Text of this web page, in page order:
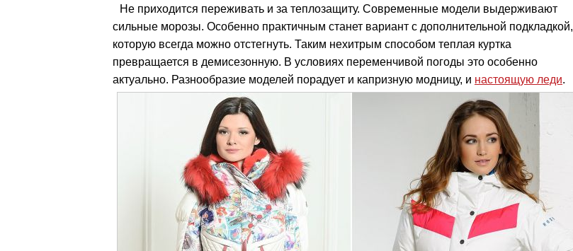
Не приходится переживать и за теплозащиту. Современные модели выдерживают
сильные морозы. Особенно практичным станет вариант с дополнительной подкладкой,
которую всегда можно отстегнуть. Таким нехитрым способом теплая куртка
превращается в демисезонную. В условиях переменчивой погоды это особенно
актуально. Разнообразие моделей порадует и капризную модницу, и настоящую леди.